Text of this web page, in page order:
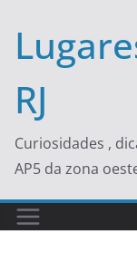
content
RJ
Curiosidades ,
AP5 da zona